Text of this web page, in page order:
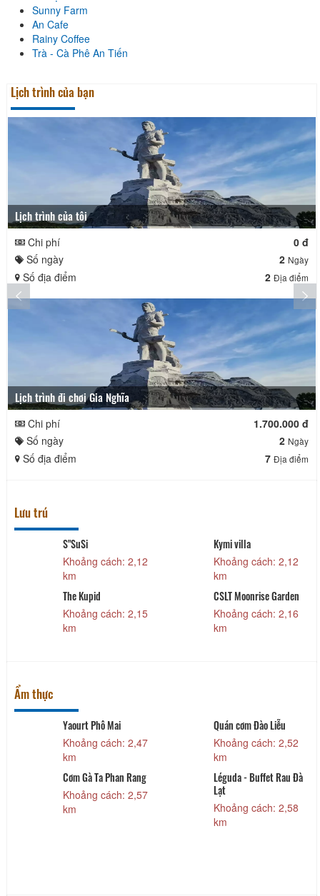
Sunny Farm
An Cafe
Rainy Coffee
Trà - Cà Phê An Tiến
Lịch trình của bạn
Lịch trình của tôi
Chi phí
0 đ
Số ngày
2 Ngày
Số địa điểm 2 Địa điểm
Lịch trình đi chơi Gia Nghĩa
Chi phí
1.700.000 đ
Số ngày
2 Ngày
Số địa điểm 7 Địa điểm
Lưu trú
S"SuSi
Khoảng cách: 2,12
km
Kymi villa
Khoảng cách: 2,12
km
The Kupid
Khoảng cách: 2,15
km
CSLT Moonrise Garden
Khoảng cách: 2,16
km
Ẩm thực
Yaourt Phô Mai
Khoảng cách: 2,47
km
Quán cơm Đào Liễu
Khoảng cách: 2,52
km
Cơm Gà Ta Phan Rang
Khoảng cách: 2,57
km
Léguda - Buffet Rau Đà
Lạt
Khoảng cách: 2,58
km